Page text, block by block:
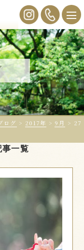
ログ > 2017年 > 9月 > 27
一覧